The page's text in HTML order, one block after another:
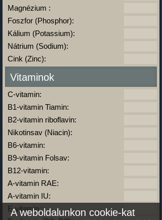
Magnézium :
Foszfor (Phosphor):
Kálium (Potassium):
Nátrium (Sodium):
Cink (Zinc):
Vitaminok
C-vitamin:
B1-vitamin Tiamin:
B2-vitamin riboflavin:
Nikotinsav (Niacin):
B6-vitamin:
B9-vitamin Folsav:
B12-vitamin:
A-vitamin RAE:
A-vitamin IU:
E-vitamin :
A weboldalunkon cookie-kat